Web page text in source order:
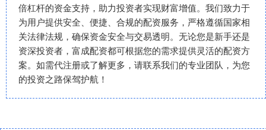
倍杠杆的资金支持，助力投资者实现财富增值。我们致力于
为用户提供安全、便捷、合规的配资服务，严格遵循国家相
关法律法规，确保资金安全与交易透明。无论您是新手还是
资深投资者，富成配资都可根据您的需求提供灵活的配资方
案。如需代注册或了解更多，请联系我们的专业团队，为您
的投资之路保驾护航！